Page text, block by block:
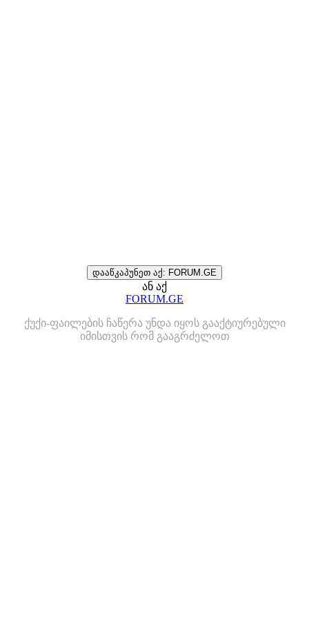
დააწკაპუნეთ აქ: FORUM.GE
ან აქ
FORUM.GE
ქუქი-ფაილების ჩაწერა უნდა იყოს გააქტიურებული
იმისთვის რომ გააგრძელოთ